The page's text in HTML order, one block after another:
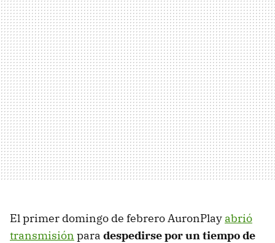
El primer domingo de febrero AuronPlay abrió
transmisión para despedirse por un tiempo de